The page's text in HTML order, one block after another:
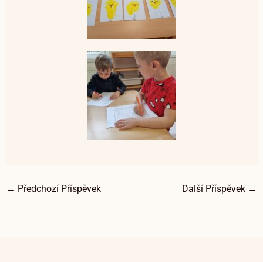
← Předchozí Příspěvek Další Příspěvek →